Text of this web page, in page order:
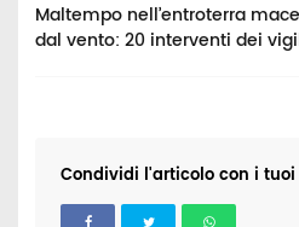
Maltempo nell’entroterra
dal vento: 20 interventi dei
Condividi l'articolo con i